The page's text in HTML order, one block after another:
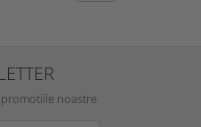
noastre